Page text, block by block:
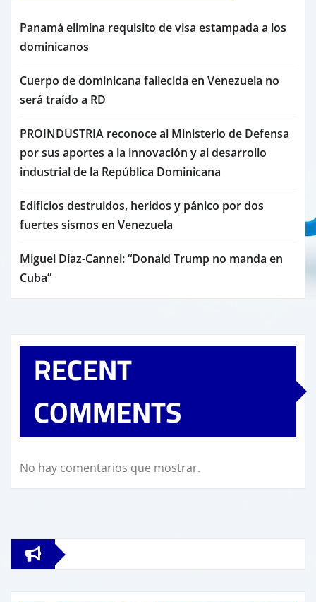
Panamá elimina requisito de visa estampada a los
dominicanos
Cuerpo de dominicana fallecida en Venezuela no
será traído a RD
PROINDUSTRIA reconoce al Ministerio de Defensa
por sus aportes a la innovación y al desarrollo
industrial de la República Dominicana
Edificios destruidos, heridos y pánico por dos
fuertes sismos en Venezuela
Miguel Díaz-Cannel: “Donald Trump no manda en
Cuba”
RECENT
COMMENTS
No hay comentarios que mostrar.